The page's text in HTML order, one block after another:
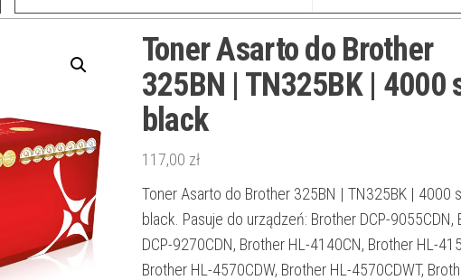
Toner Asarto do Brother
325BN | TN325BK | 4000
black
117,00 zł
Toner Asarto do Brother 325BN | TN325BK | 4000
black. Pasuje do urządzeń: Brother DCP-9055CDN,
DCP-9270CDN, Brother HL-4140CN, Brother HL-
Brother HL-4570CDW, Brother HL-4570CDWT,